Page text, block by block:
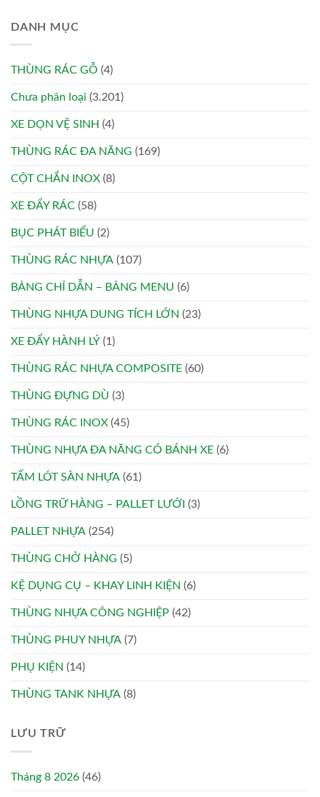
DANH MỤC
THÙNG RÁC GỖ (4)
Chưa phân loại (3.201)
XE DỌN VỆ SINH (4)
THÙNG RÁC ĐA NĂNG (169)
CỘT CHẮN INOX (8)
XE ĐẨY RÁC (58)
BỤC PHÁT BIỂU (2)
THÙNG RÁC NHỰA (107)
BẢNG CHỈ DẪN – BẢNG MENU (6)
THÙNG NHỰA DUNG TÍCH LỚN (23)
XE ĐẨY HÀNH LÝ (1)
THÙNG RÁC NHỰA COMPOSITE (60)
THÙNG ĐỰNG DÙ (3)
THÙNG RÁC INOX (45)
THÙNG NHỰA ĐA NĂNG CÓ BÁNH XE (6)
TẤM LÓT SÀN NHỰA (61)
LỒNG TRỮ HÀNG – PALLET LƯỚI (3)
PALLET NHỰA (254)
THÙNG CHỞ HÀNG (5)
KỆ DỤNG CỤ – KHAY LINH KIỆN (6)
THÙNG NHỰA CÔNG NGHIỆP (42)
THÙNG PHUY NHỰA (7)
PHỤ KIỆN (14)
THÙNG TANK NHỰA (8)
LƯU TRỮ
Tháng 8 2026 (46)